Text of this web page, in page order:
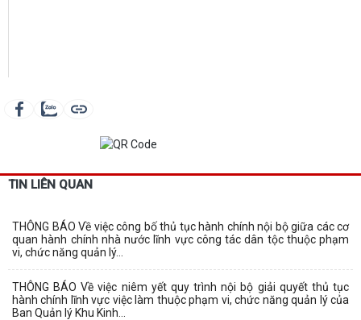
TIN LIÊN QUAN
THÔNG BÁO Về việc công bố thủ tục hành chính nội bộ giữa các cơ
quan hành chính nhà nước lĩnh vực công tác dân tộc thuộc phạm
vi, chức năng quản lý...
THÔNG BÁO Về việc niêm yết quy trình nội bộ giải quyết thủ tục
hành chính lĩnh vực việc làm thuộc phạm vi, chức năng quản lý của
Ban Quản lý Khu Kinh...